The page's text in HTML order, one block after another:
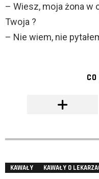
– Wiesz, moja żona w
Twoja ?
– Nie wiem, nie
KAWAŁY KAWAŁY O